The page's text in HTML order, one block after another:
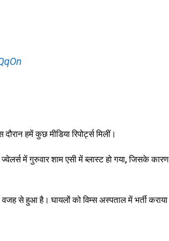
हमें कुछ मीडिया रिपोर्ट्स मिलीं।
में गुरुवार शाम एसी में ब्लास्ट हो गया, जिसके कारण
से हुआ है। घायलों को विम्स अस्पताल में भर्ती कराया